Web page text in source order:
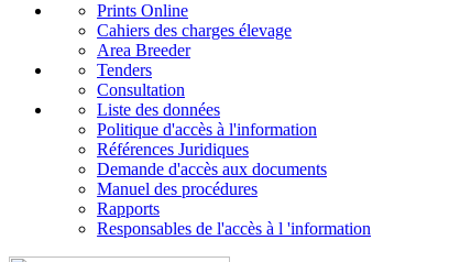
Prints Online
Cahiers des charges élevage
Area Breeder
Tenders
Consultation
Liste des données
Politique d'accès à l'information
Références Juridiques
Demande d'accès aux documents
Manuel des procédures
Rapports
Responsables de l'accès à l 'information